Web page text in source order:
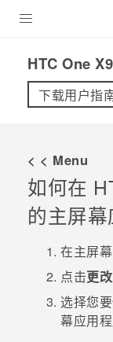
VIVE
支持帮助
在线客服
HTC One X9‎
下载用户指
< < Menu
如何在
的主屏幕
在主屏幕
点击更
选择您
幕应用